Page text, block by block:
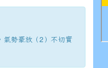
氣勢豪放（2）不切實